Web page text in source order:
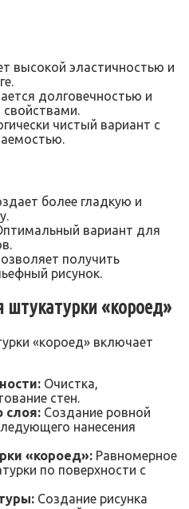
высокой эластичностью и
долговечностью и
чистый вариант с
более гладкую и
вариант для
получить
рисунок.
штукатурки «короед»
«короед» включает
Очистка,
стен.
слоя: Создание ровной
нанесения
«короед»: Равномерное
по поверхности с
Создание рисунка